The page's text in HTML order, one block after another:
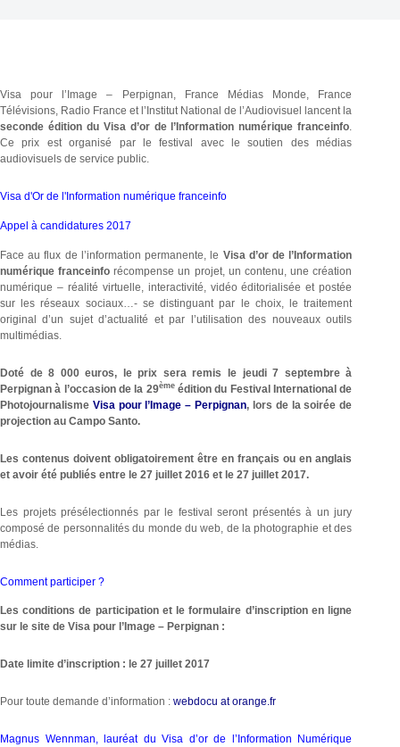
Visa pour l’Image – Perpignan, France Médias Monde, France
Télévisions, Radio France et l’Institut National de l’Audiovisuel lancent la
seconde édition du Visa d’or de l’Information numérique franceinfo.
Ce prix est organisé par le festival avec le soutien des médias
audiovisuels de service public.
Visa d'Or de l'Information numérique franceinfo
Appel à candidatures 2017
Face au flux de l’information permanente, le Visa d’or de l’Information
numérique franceinfo récompense un projet, un contenu, une création
numérique – réalité virtuelle, interactivité, vidéo éditorialisée et postée
sur les réseaux sociaux…- se distinguant par le choix, le traitement
original d’un sujet d’actualité et par l’utilisation des nouveaux outils
multimédias.
Doté de 8 000 euros, le prix sera remis le jeudi 7 septembre à
Perpignan à l’occasion de la 29èmeédition du Festival International de
Photojournalisme Visa pour l’Image – Perpignan, lors de la soirée de
projection au Campo Santo.
Les contenus doivent obligatoirement être en français ou en anglais
et avoir été publiés entre le 27 juillet 2016 et le 27 juillet 2017.
Les projets présélectionnés par le festival seront présentés à un jury
composé de personnalités du monde du web, de la photographie et des
médias.
Comment participer ?
Les conditions de participation et le formulaire d’inscription en ligne
sur le site de Visa pour l’Image – Perpignan :
Date limite d’inscription : le 27 juillet 2017
Pour toute demande d’information : webdocu at orange.fr
Magnus Wennman, lauréat du Visa d’or de l’Information Numérique